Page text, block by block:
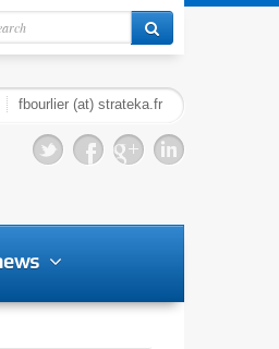
fbourlier (at) strateka.fr